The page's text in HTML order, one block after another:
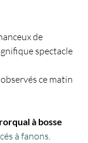
de
spectacle
ce matin
rorqual à bosse
à fanons